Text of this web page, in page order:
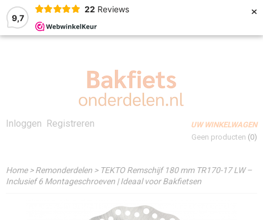
9,7
22 Reviews ×
Inloggen Registreren
UW WINKELWAGEN
Geen producten (0)
Home>Remonderdelen > TEKTO Remschijf 180 mm TR170-17 LW –
Inclusief 6 Montageschroeven | Ideaal voor Bakfietsen